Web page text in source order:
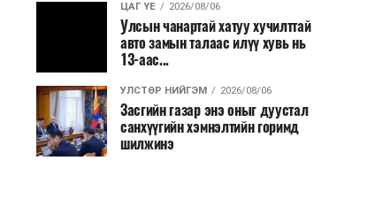
ЦАГ ҮЕ 2026/08/06
Улсын чанартай хатуу хучилттай
авто замын талаас илүү хувь нь
13-аас...
УЛСТӨР НИЙГЭМ 2026/08/06
Засгийн газар энэ оныг дуустал
санхүүгийн хэмнэлтийн горимд
шилжинэ